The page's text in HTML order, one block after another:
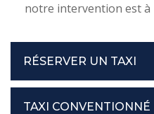
notre intervention est à
RÉSERVER UN TAXI
TAXI CONVENTIONNÉ